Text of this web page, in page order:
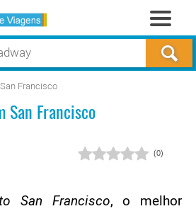
Francisco
San Francisco
(0)
San Francisco, o melhor